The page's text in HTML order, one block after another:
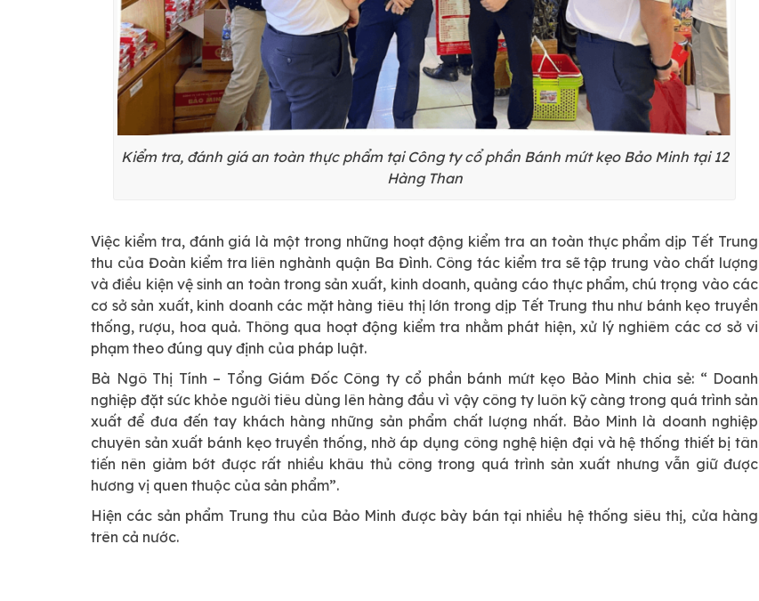
Kiểm tra, đánh giá an toàn thực phẩm tại Công ty cổ phần Bánh mứt kẹo Bảo Minh tại 12
Hàng Than
Việc kiểm tra, đánh giá là một trong những hoạt động kiểm tra an toàn thực phẩm dịp Tết Trung
thu của Đoàn kiểm tra liên nghành quận Ba Đình. Công tác kiểm tra sẽ tập trung vào chất lượng
và điều kiện vệ sinh an toàn trong sản xuất, kinh doanh, quảng cáo thực phẩm, chú trọng vào các
cơ sở sản xuất, kinh doanh các mặt hàng tiêu thị lớn trong dịp Tết Trung thu như bánh kẹo truyền
thống, rượu, hoa quả. Thông qua hoạt động kiểm tra nhằm phát hiện, xử lý nghiêm các cơ sở vi
phạm theo đúng quy định của pháp luật.
Bà Ngô Thị Tính – Tổng Giám Đốc Công ty cổ phần bánh mứt kẹo Bảo Minh chia sẻ: “ Doanh
nghiệp đặt sức khỏe người tiêu dùng lên hàng đầu vì vậy công ty luôn kỹ càng trong quá trình sản
xuất để đưa đến tay khách hàng những sản phẩm chất lượng nhất. Bảo Minh là doanh nghiệp
chuyên sản xuất bánh kẹo truyền thống, nhờ áp dụng công nghệ hiện đại và hệ thống thiết bị tân
tiến nên giảm bớt được rất nhiều khâu thủ công trong quá trình sản xuất nhưng vẫn giữ được
hương vị quen thuộc của sản phẩm”.
Hiện các sản phẩm Trung thu của Bảo Minh được bày bán tại nhiều hệ thống siêu thị, cửa hàng
trên cả nước.